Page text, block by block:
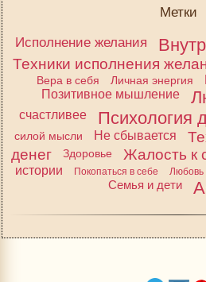
Метки
Исполнение желания
Техники исполнения
Вера в себя Личная энергия
Позитивное мышление
счастливее
Психология
силой мысли
Не сбывается
денег
Здоровье Жалость к
истории
Покопаться в себе Любовь
Семья и дети